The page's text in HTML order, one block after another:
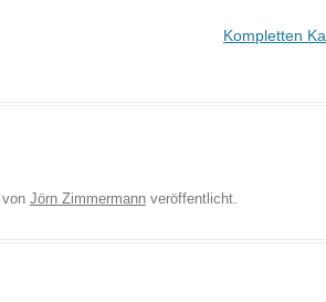
Kompletten
von Jörn Zimmermann veröffentlicht.